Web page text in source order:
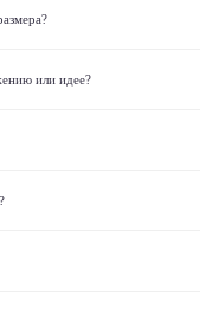
или идее?